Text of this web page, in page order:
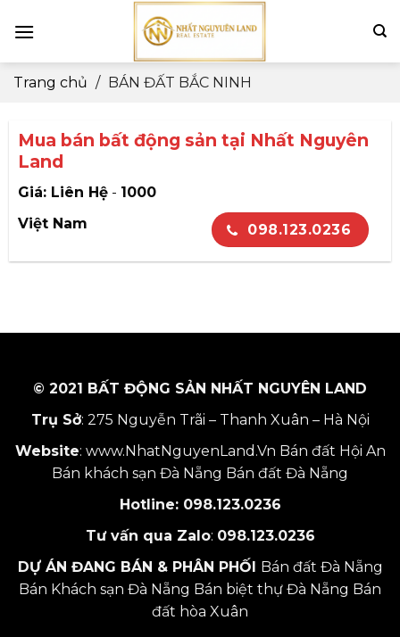
Trang chủ / BÁN ĐẤT BẮC NINH
Mua bán bất động sản tại Nhất Nguyên
Land
Giá: Liên Hệ- 1000
Việt Nam
098.123.0236
© 2021 BẤT ĐỘNG SẢN NHẤT NGUYÊN LAND
Trụ Sở: 275 Nguyễn Trãi – Thanh Xuân – Hà Nội
Website: www.NhatNguyenLand.Vn Bán đất Hội An
Bán khách sạn Đà Nẵng Bán đất Đà Nẵng
Hotline: 098.123.0236
Tư vấn qua Zalo: 098.123.0236
DỰ ÁN ĐANG BÁN & PHÂN PHỐI Bán đất Đà Nẵng
Bán Khách sạn Đà Nẵng Bán biệt thự Đà Nẵng Bán
đất hòa Xuân